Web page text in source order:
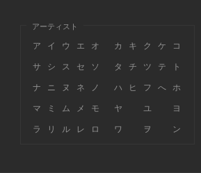
アーティスト
ア イ ウ エ オ カ キ ク ケ コ
サ シ ス セ ソ タ チ ツ テ ト
ナ ニ ヌ ネ ノ ハ ヒ フ へ ホ
マ ミ ム メ モ ヤ ユ ヨ
ラ リ ル レ ロ ワ ヲ ン